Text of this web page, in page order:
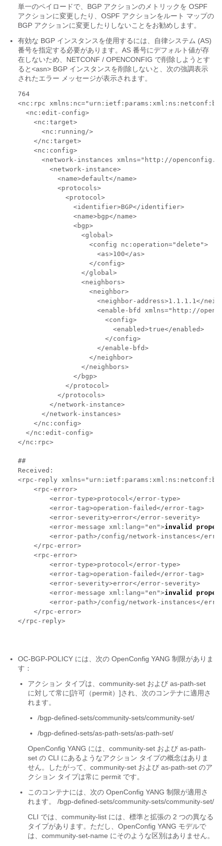
単一のペイロードで、BGP アクションのメトリックを OSPF
アクションに変更したり、OSPF アクションをルート マップの
BGP アクションに変更したりしないことをお勧めします。
有効な BGP インスタンスを使用するには、自律システム (AS)
番号を指定する必要があります。AS 番号にデフォルト値が存
在しないため、NETCONF / OPENCONFIG で削除しようとす
ると<asn> BGP インスタンスを削除しないと、次の強調表示
されたエラー メッセージが表示されます。
764
<nc:rpc
  <nc:edit-config>
    <nc:target>
      <nc:running/>
    </nc:target>
    <nc:config>
<network-instances xmlns="http://
        <network-instance>
          <name>default</name>
          <protocols>
            <protocol>
              <identifier>BGP</identifier>
              <name>bgp</name>
              <bgp>
                <global>
                  <config nc:operation="delete">
                    <as>100</as>
                  </config>
                </global>
                <neighbors>
                  <neighbor>
<neighbor-address>1.1.1.1</
<enable-bfd xmlns="http://
                      <config>
                        <enabled>true</enabled>
                      </config>
                    </enable-bfd>
                  </neighbor>
                </neighbors>
              </bgp>
            </protocol>
          </protocols>
        </network-instance>
      </network-instances>
    </nc:config>
  </nc:edit-config>
</nc:rpc>
##
Received:
<rpc-reply
    <rpc-error>
        <error-type>protocol</error-type>
        <error-tag>operation-failed</error-tag>
        <error-severity>error</error-severity>
        <error-message xml:lang="en">
invalid
<error-path>/config/network-instances</
    </rpc-error>
    <rpc-error>
        <error-type>protocol</error-type>
        <error-tag>operation-failed</error-tag>
        <error-severity>error</error-severity>
        <error-message xml:lang="en">
invalid
<error-path>/config/network-instances</
    </rpc-error>
</rpc-reply>
OC-BGP-POLICY には、次の OpenConfig YANG 制限がありま
す：
アクション タイプは、 community-set および as-path-set
に対して常に[許可（permit）]され、次のコンテナに適用さ
れます。
/bgp-defined-sets/community-sets/community-set/
/bgp-defined-sets/as-path-sets/as-path-set/
OpenConfig YANG には、 community-set および as-path-
set の CLI にあるようなアクション タイプの概念はありま
せん。したがって、 community-set および as-path-set のア
クション タイプは常に permit です。
このコンテナには、次の OpenConfig YANG 制限が適用さ
れます。
/bgp-defined-sets/community-sets/community-set/
CLI では、 community-list には、標準と拡張の 2 つの異なる
タイプがあります。ただし、OpenConfig YANG モデルで
は、 community-set-name にそのような区別はありません。